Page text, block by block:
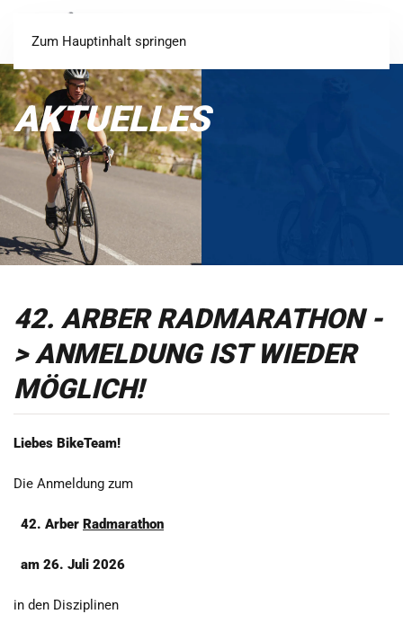
Zum Hauptinhalt springen
AKTUELLES
42. ARBER RADMARATHON -
> ANMELDUNG IST WIEDER
MÖGLICH!
Liebes BikeTeam!
Die Anmeldung zum
42. Arber Radmarathon
am 26. Juli 2026
in den Disziplinen